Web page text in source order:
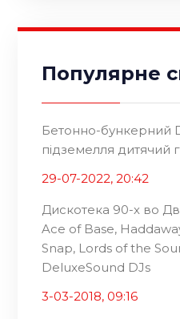
Популярне
Бетонно-бункерний
підземелля дитячий
29-07-2022, 20:42
Дискотека 90-х во
Ace of Base,
Snap, Lords of the
DeluxeSound DJs
3-03-2018, 09:16